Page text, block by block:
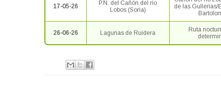
17-05-26
P.N. del Cañón del río
Lobos (Soria)
de las Gullerías/
26-06-26 Lagunas de Ruidera
Ruta